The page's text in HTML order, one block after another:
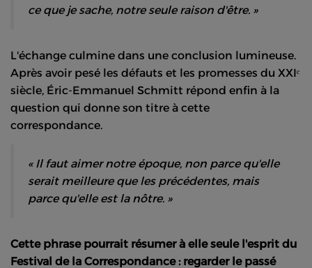
ce que je sache, notre seule raison d'être. »
L'échange culmine dans une conclusion lumineuse.
Après avoir pesé les défauts et les promesses du XXIᵉ
siècle, Éric-Emmanuel Schmitt répond enfin à la
question qui donne son titre à cette
correspondance.
« Il faut aimer notre époque, non parce qu'elle
serait meilleure que les précédentes, mais
parce qu'elle est la nôtre. »
Cette phrase pourrait résumer à elle seule l'esprit du
Festival de la Correspondance : regarder le passé